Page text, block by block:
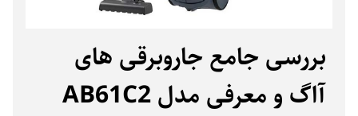
بررسی جامع جاروبرقی‌ های
آاگ و معرفی مدل AB61C2